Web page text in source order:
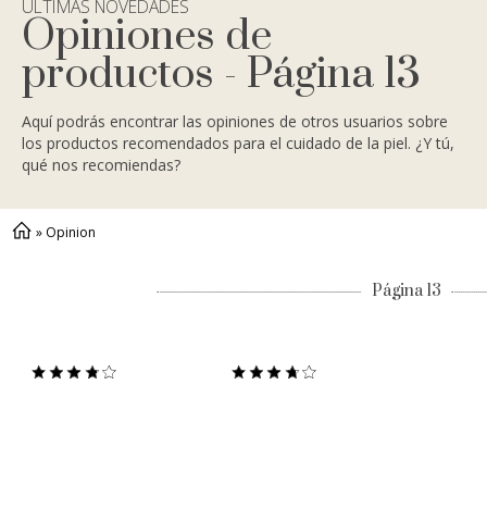
ÚLTIMAS NOVEDADES
Opiniones de
productos - Página 13
Aquí podrás encontrar las opiniones de otros usuarios sobre
los productos recomendados para el cuidado de la piel. ¿Y tú,
qué nos recomiendas?
» Opinion
Página 13